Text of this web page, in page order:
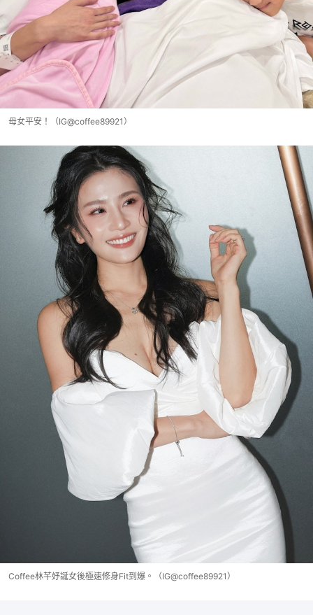
母女平安！（IG@coffee89921）
Coffee林芊妤誕女後極速修身Fit到爆。（IG@coffee89921）